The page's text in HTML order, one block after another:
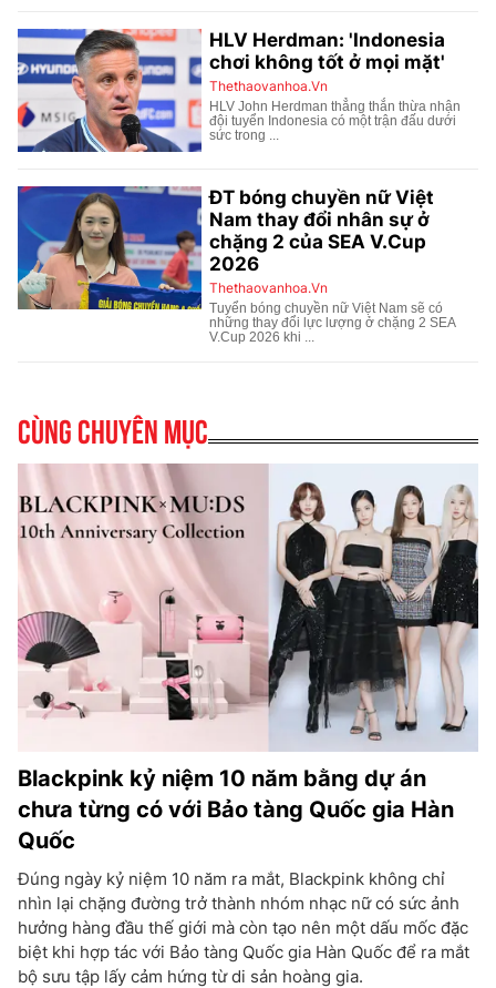
Cùng chuyên mục
Blackpink kỷ niệm 10 năm bằng dự án
chưa từng có với Bảo tàng Quốc gia Hàn
Quốc
Đúng ngày kỷ niệm 10 năm ra mắt, Blackpink không chỉ
nhìn lại chặng đường trở thành nhóm nhạc nữ có sức ảnh
hưởng hàng đầu thế giới mà còn tạo nên một dấu mốc đặc
biệt khi hợp tác với Bảo tàng Quốc gia Hàn Quốc để ra mắt
bộ sưu tập lấy cảm hứng từ di sản hoàng gia.